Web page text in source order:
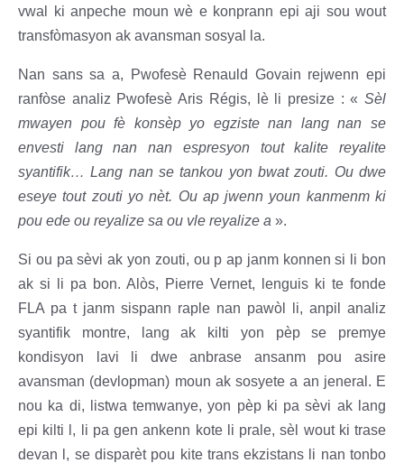
vwal ki anpeche moun wè e konprann epi aji sou wout
transfòmasyon ak avansman sosyal la.
Nan sans sa a, Pwofesè Renauld Govain rejwenn epi
ranfòse analiz Pwofesè Aris Régis, lè li presize : « Sèl
mwayen pou fè konsèp yo egziste nan lang nan se
envesti lang nan nan espresyon tout kalite reyalite
syantifik… Lang nan se tankou yon bwat zouti. Ou dwe
eseye tout zouti yo nèt. Ou ap jwenn youn kanmenm ki
pou ede ou reyalize sa ou vle reyalize a ».
Si ou pa sèvi ak yon zouti, ou p ap janm konnen si li bon
ak si li pa bon. Alòs, Pierre Vernet, lenguis ki te fonde
FLA pa t janm sispann raple nan pawòl li, anpil analiz
syantifik montre, lang ak kilti yon pèp se premye
kondisyon lavi li dwe anbrase ansanm pou asire
avansman (devlopman) moun ak sosyete a an jeneral. E
nou ka di, listwa temwanye, yon pèp ki pa sèvi ak lang
epi kilti l, li pa gen ankenn kote li prale, sèl wout ki trase
devan l, se disparèt pou kite trans ekzistans li nan tonbo